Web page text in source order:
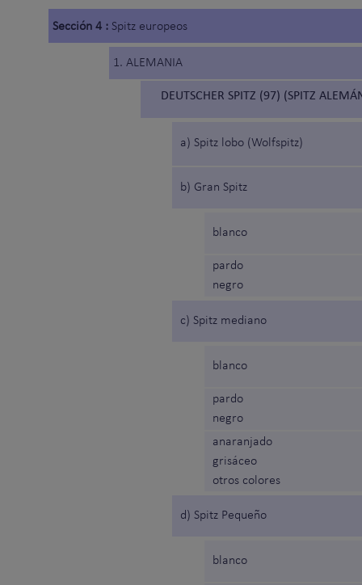
Sección 4 : Spitz europeos
1. ALEMANIA
DEUTSCHER SPITZ (97) (SPITZ
a) Spitz lobo (Wolfspitz)
b) Gran Spitz
blanco
pardo
negro
c) Spitz mediano
blanco
pardo
negro
anaranjado
grisáceo
otros colores
d) Spitz Pequeño
blanco